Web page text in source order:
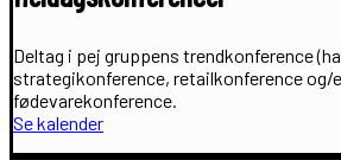
Deltag i pej gruppens trendkonference
strategikonference, retailkonference og/
fødevarekonference.
Se kalender